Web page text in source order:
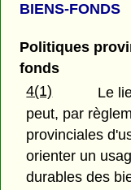
BIENS-FONDS
Politiques
fonds
4(1)
Le
peut, par
provinciales
orienter un
durables des